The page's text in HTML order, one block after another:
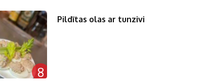
8
Pildītas olas ar tunzivi